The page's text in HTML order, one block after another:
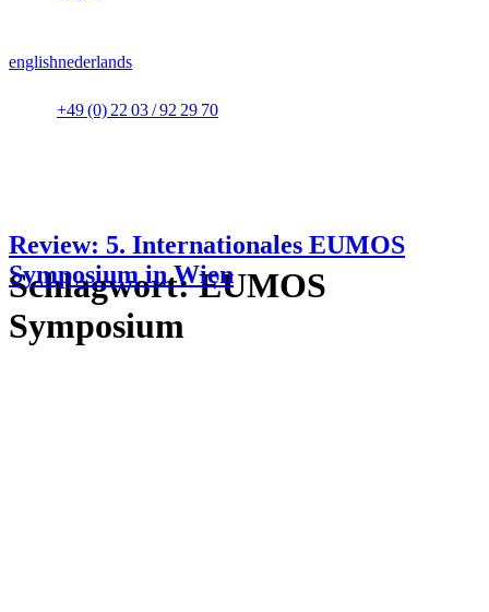
englishnederlands
+49 (0) 22 03 / 92 29 70
Schlagwort:EUMOS
Symposium
Review: 5. Internationales EUMOS
Symposium in Wien